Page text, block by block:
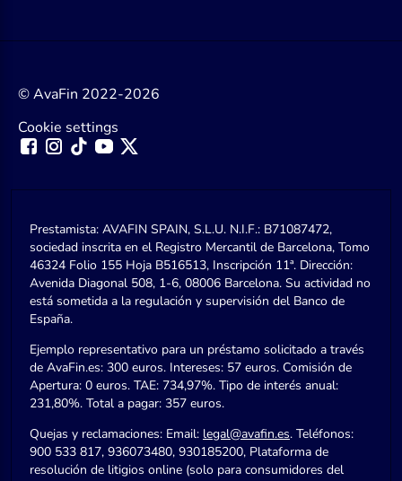
© AvaFin 2022-2026
Cookie settings
Prestamista: AVAFIN SPAIN, S.L.U. N.I.F.: B71087472,
sociedad inscrita en el Registro Mercantil de Barcelona, Tomo
46324 Folio 155 Hoja B516513, Inscripción 11ª. Dirección:
Avenida Diagonal 508, 1-6, 08006 Barcelona. Su actividad no
está sometida a la regulación y supervisión del Banco de
España.
Ejemplo representativo para un préstamo solicitado a través
de AvaFin.es: 300 euros. Intereses: 57 euros. Comisión de
Apertura: 0 euros. TAE: 734,97%. Tipo de interés anual:
231,80%. Total a pagar: 357 euros.
Quejas y reclamaciones: Email: legal@avafin.es. Teléfonos:
900 533 817, 936073480, 930185200, Plataforma de
resolución de litigios online (solo para consumidores del